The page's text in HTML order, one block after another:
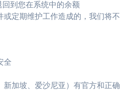
到您在系统中的余额
定期维护工作造成的，我们将不
全
加坡、爱沙尼亚）有官方和正确